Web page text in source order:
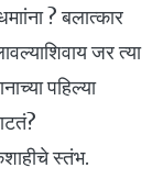
? बलात्कार
जर त्या
पहिल्या
स्तंभ.